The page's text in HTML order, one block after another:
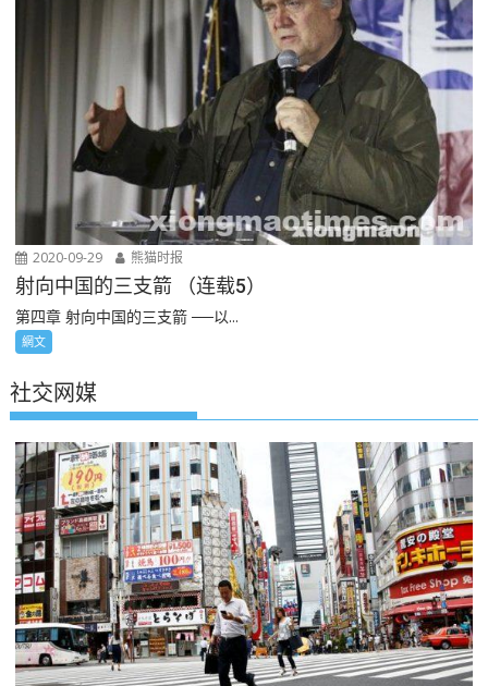
2020-09-29 熊猫时报
射向中国的三支箭 （连载5）
第四章 射向中国的三支箭 ──以...
網文
社交网媒